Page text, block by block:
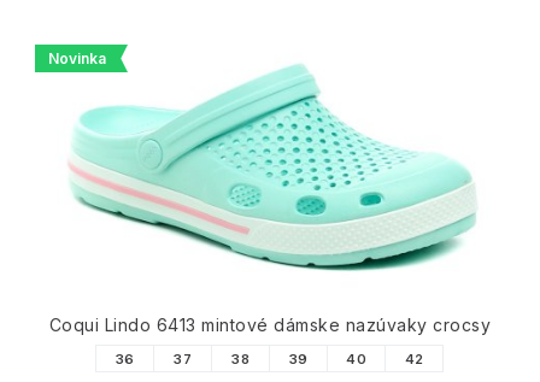
Novinka
Coqui Lindo 6413 mintové dámske nazúvaky crocsy
36 37 38 39 40 42